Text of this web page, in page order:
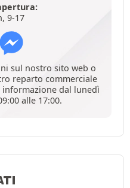
9-17
sul nostro sito web o
reparto commerciale
dal lunedì
alle 17:00.